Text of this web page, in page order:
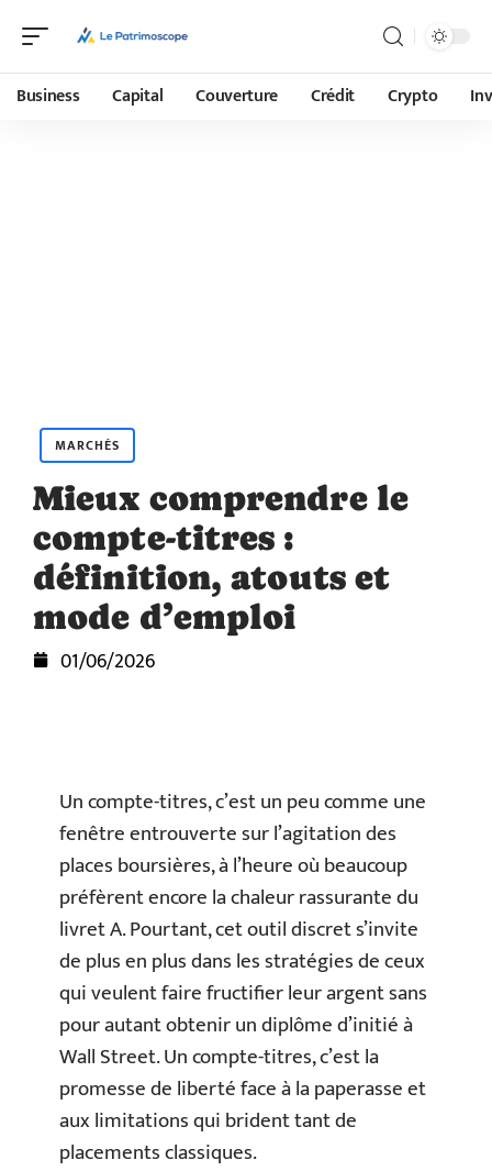
Business Capital Couverture Crédit Crypto
MARCHÉS
Mieux comprendre le
compte-titres :
définition, atouts et
mode d’emploi
01/06/2026
Un compte-titres, c’est un peu comme une
fenêtre entrouverte sur l’agitation des
places boursières, à l’heure où beaucoup
préfèrent encore la chaleur rassurante du
livret A. Pourtant, cet outil discret s’invite
de plus en plus dans les stratégies de ceux
qui veulent faire fructifier leur argent sans
pour autant obtenir un diplôme d’initié à
Wall Street. Un compte-titres, c’est la
promesse de liberté face à la paperasse et
aux limitations qui brident tant de
placements classiques.